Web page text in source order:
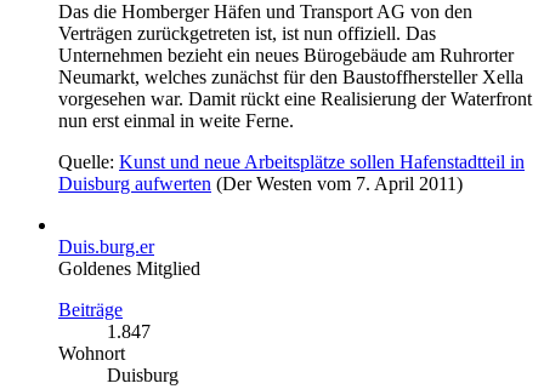
Das die Homberger Häfen und Transport AG von den
Verträgen zurückgetreten ist, ist nun offiziell. Das
Unternehmen bezieht ein neues Bürogebäude am Ruhrorter
Neumarkt, welches zunächst für den Baustoffhersteller Xella
vorgesehen war. Damit rückt eine Realisierung der Waterfront
nun erst einmal in weite Ferne.
Quelle: Kunst und neue Arbeitsplätze sollen Hafenstadtteil in
Duisburg aufwerten (Der Westen vom 7. April 2011)
Duis.burg.er
Goldenes Mitglied
Beiträge
1.847
Wohnort
Duisburg